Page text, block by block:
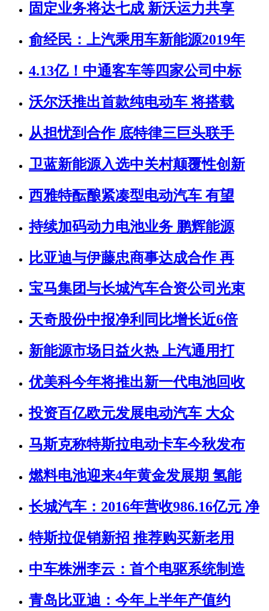
固定业务将达七成 新沃运力共享
俞经民：上汽乘用车新能源2019年
4.13亿！中通客车等四家公司中标
沃尔沃推出首款纯电动车 将搭载
从担忧到合作 底特律三巨头联手
卫蓝新能源入选中关村颠覆性创新
西雅特酝酿紧凑型电动汽车 有望
持续加码动力电池业务 鹏辉能源
比亚迪与伊藤忠商事达成合作 再
宝马集团与长城汽车合资公司光束
天奇股份中报净利同比增长近6倍
新能源市场日益火热 上汽通用打
优美科今年将推出新一代电池回收
投资百亿欧元发展电动汽车 大众
马斯克称特斯拉电动卡车今秋发布
燃料电池迎来4年黄金发展期 氢能
长城汽车：2016年营收986.16亿元 净
特斯拉促销新招 推荐购买新老用
中车株洲李云：首个电驱系统制造
青岛比亚迪：今年上半年产值约